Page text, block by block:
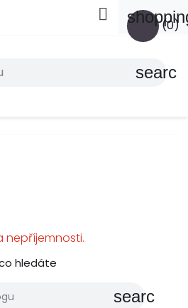
(0)

search
nepříjemnosti.
hledáte
search